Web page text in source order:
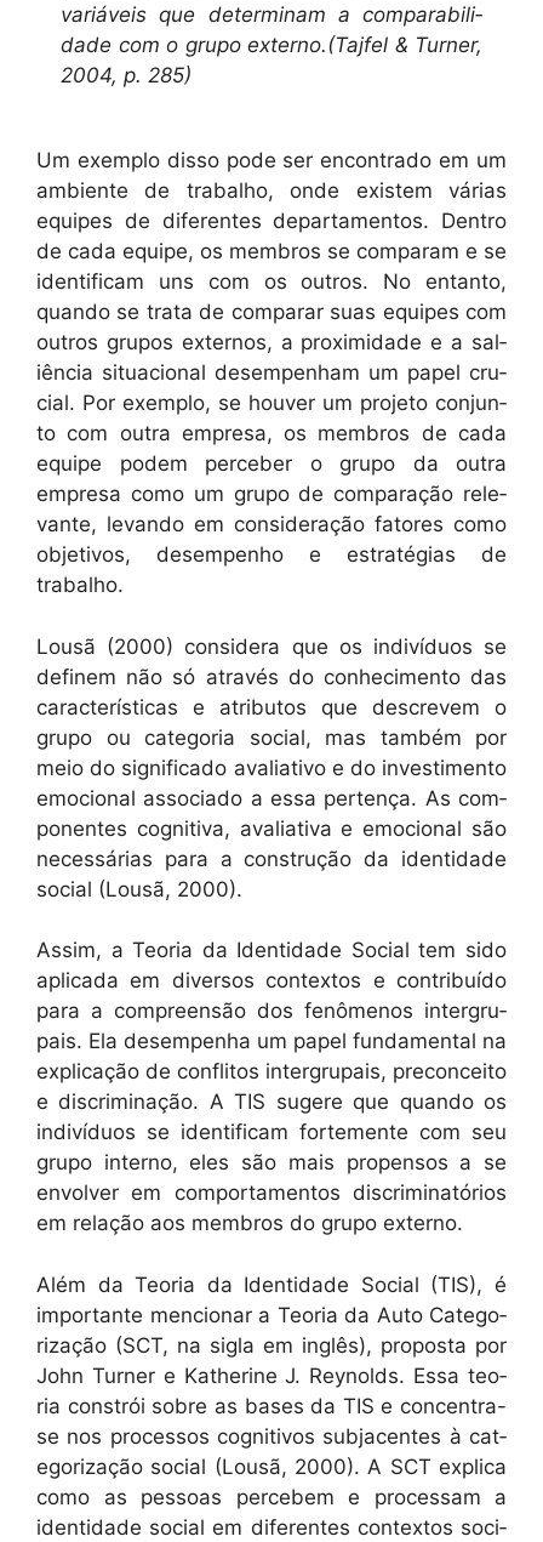
var­iáveis que deter­mi­nam a com­pa­ra­bil­i­
dade com o grupo externo.(Tajfel & Turn­er,
2004, p. 285)
Um exem­p­lo dis­so pode ser encon­tra­do em um
ambi­ente de tra­bal­ho, onde exis­tem várias
equipes de difer­entes depar­ta­men­tos. Den­tro
de cada equipe, os mem­bros se com­param e se
iden­ti­fi­cam uns com os out­ros. No entan­to,
quan­do se tra­ta de com­parar suas equipes com
out­ros gru­pos exter­nos, a prox­im­i­dade e a sal­
iên­cia situa­cional desem­pen­ham um papel cru­
cial. Por exem­p­lo, se hou­ver um pro­je­to con­jun­
to com out­ra empre­sa, os mem­bros de cada
equipe podem perce­ber o grupo da out­ra
empre­sa como um grupo de com­para­ção rel­e­
vante, levan­do em con­sid­er­ação fatores como
obje­tivos, desem­pen­ho e estraté­gias de
trabalho.
Lousã (2000) con­sid­era que os indi­ví­du­os se
definem não só através do con­hec­i­men­to das
car­ac­terís­ti­cas e atrib­u­tos que descrevem o
grupo ou cat­e­go­ria social, mas tam­bém por
meio do sig­nifi­ca­do avalia­ti­vo e do inves­ti­men­to
emo­cional asso­ci­a­do a essa pertença. As com­
po­nentes cog­ni­ti­va, avalia­ti­va e emo­cional são
necessárias para a con­strução da iden­ti­dade
social (Lousã, 2000).
Assim, a Teo­ria da Iden­ti­dade Social tem sido
apli­ca­da em diver­sos con­tex­tos e con­tribuí­do
para a com­preen­são dos fenô­menos inter­gru­
pais. Ela desem­pen­ha um papel fun­da­men­tal na
expli­cação de con­fli­tos inter­gru­pais, pre­con­ceito
e dis­crim­i­nação. A TIS sug­ere que quan­do os
indi­ví­du­os se iden­ti­fi­cam forte­mente com seu
grupo inter­no, eles são mais propen­sos a se
envolver em com­por­ta­men­tos dis­crim­i­natórios
em relação aos mem­bros do grupo externo.
Além da Teo­ria da Iden­ti­dade Social (TIS), é
impor­tante men­cionar a Teo­ria da Auto Cat­e­go­
riza­ção (SCT, na sigla em inglês), pro­pos­ta por
John Turn­er e Kather­ine J. Reynolds. Essa teo­
ria con­strói sobre as bases da TIS e con­cen­tra-
se nos proces­sos cog­ni­tivos sub­ja­centes à cat­
e­go­riza­ção social (Lousã, 2000). A SCT expli­ca
como as pes­soas percebem e proces­sam a
iden­ti­dade social em difer­entes con­tex­tos soci­